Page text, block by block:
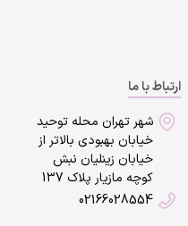
ارتباط با ما
شهر تهران محله توحید
خیابان بهبودی بالاتر از
خیابان زینلیان نبش
کوچه مازیار پلاک 137
02166028554